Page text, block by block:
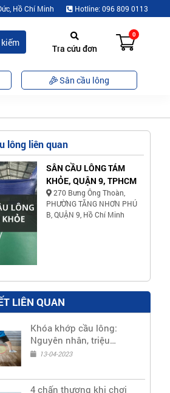
Hồ Chí Minh Hotline: 096 809 0113
Tra cứu đơn
0
Sân cầu lông
lông liên quan
SÂN CẦU LÔNG TÁM
KHỎE, QUẬN 9, TPHCM
270 Bưng Ông Thoàn,
PHƯỜNG TĂNG NHƠN PHÚ
B, QUẬN 9, Hồ Chí Minh
LIÊN QUAN
Khóa khớp cầu lông:
Nguyên nhân, triệu
chứng và cách xử lý
13-04-2023
4 chấn thương khi chơi